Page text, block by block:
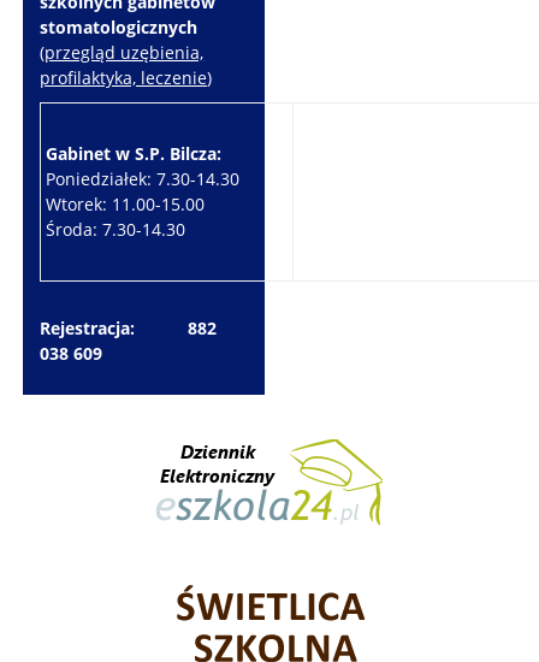
stomatologicznych
(przegląd uzębienia,
profilaktyka, leczenie)
Gabinet w S.P. Bilcza:
Poniedziałek: 7.30-14.30
Wtorek: 11.00-15.00
Środa: 7.30-14.30
Rejestracja: 882
038 609